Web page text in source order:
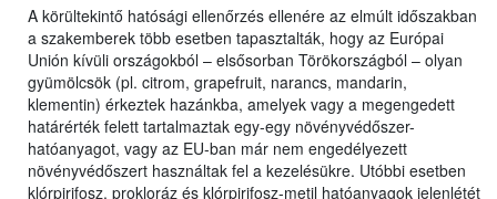
A körültekintő hatósági ellenőrzés ellenére az elmúlt időszakban
a szakemberek több esetben tapasztalták, hogy az Európai
Unión kívüli országokból – elsősorban Törökországból – olyan
gyümölcsök (pl. citrom, grapefruit, narancs, mandarin,
klementin) érkeztek hazánkba, amelyek vagy a megengedett
határérték felett tartalmaztak egy-egy növényvédőszer-
hatóanyagot, vagy az EU-ban már nem engedélyezett
növényvédőszert használtak fel a kezelésükre. Utóbbi esetben
klórpirifosz, prokloráz és klórpirifosz-metil hatóanyagok jelenlétét